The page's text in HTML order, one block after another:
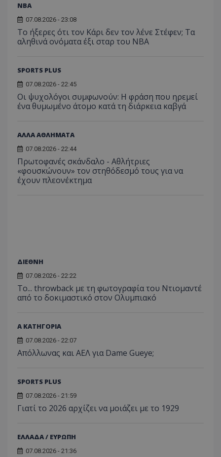
NBA
07.08.2026 - 23:08
Το ήξερες ότι τον Κάρι δεν τον λένε Στέφεν; Τα
αληθινά ονόματα έξι σταρ του NBA
SPORTS PLUS
07.08.2026 - 22:45
Οι ψυχολόγοι συμφωνούν: Η φράση που ηρεμεί
ένα θυμωμένο άτομο κατά τη διάρκεια καβγά
ΑΛΛΑ ΑΘΛΗΜΑΤΑ
07.08.2026 - 22:44
Πρωτοφανές σκάνδαλο - Aθλήτριες
«φουσκώνουν» τον στηθόδεσμό τους για να
έχουν πλεονέκτημα
ΔΙΕΘΝΗ
07.08.2026 - 22:22
Το... throwback με τη φωτογραφία του Ντιομαντέ
από το δοκιμαστικό στον Ολυμπιακό
Α ΚΑΤΗΓΟΡΙΑ
07.08.2026 - 22:07
Απόλλωνας και ΑΕΛ για Dame Gueye;
SPORTS PLUS
07.08.2026 - 21:59
Γιατί το 2026 αρχίζει να μοιάζει με το 1929
ΕΛΛΑΔΑ / ΕΥΡΩΠΗ
07.08.2026 - 21:36